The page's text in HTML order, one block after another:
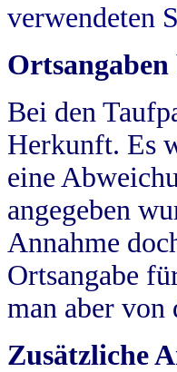
verwendeten
Bei den
Herkunft. Es
eine
angegeben
Annahme
Ortsangabe
man aber von
Zusätzliche